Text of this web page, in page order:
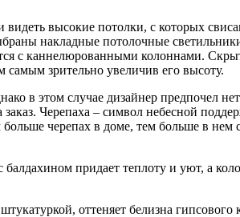
высокие потолки, с которых
накладные потолочные
с каннелюрованными колоннами.
самым зрительно увеличив его высоту.
в этом случае дизайнер предпочел
Черепаха – символ небесной
черепах в доме, тем больше в нем
придает теплоту и уют, а
оттеняет белизна